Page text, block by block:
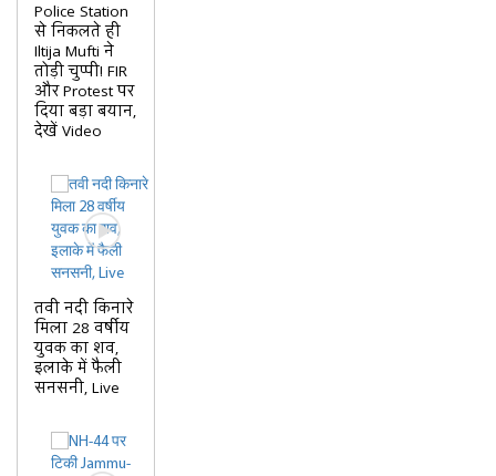
Police Station
से निकलते ही
Iltija Mufti ने
तोड़ी चुप्पी! FIR
और Protest पर
दिया बड़ा बयान,
देखें Video
तवी नदी किनारे
मिला 28 वर्षीय
युवक का शव,
इलाके में फैली
सनसनी, Live